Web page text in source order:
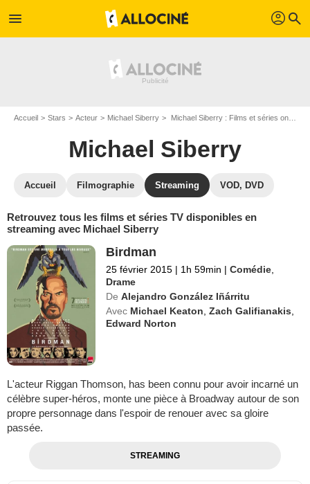
menu profil search
Accueil Stars Acteur Michael Siberry Michael Siberry : Films et séries online
Michael Siberry
Accueil Filmographie Streaming VOD, DVD
Retrouvez tous les films et séries TV disponibles en
streaming avec Michael Siberry
Birdman
25 février 2015 | 1h 59min | Comédie
Drame
De Alejandro González Iñárritu
Avec Michael Keaton ,Zach Galifianakis
Edward Norton
L'acteur Riggan Thomson, has been connu pour avoir incarné un
célèbre super-héros, monte une pièce à Broadway autour de son
propre personnage dans l'espoir de renouer avec sa gloire
passée.
STREAMING